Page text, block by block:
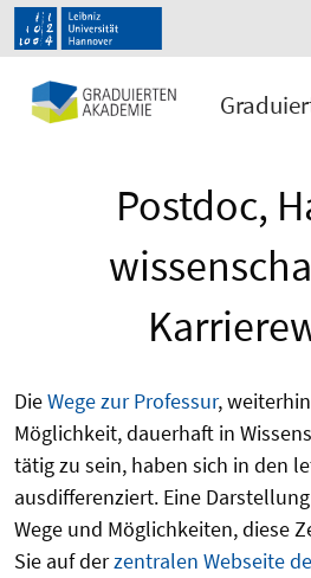
Postdoc,
DieWege zur Professur,
Möglichkeit, dauerhaft in
tätig zu sein, haben sich in den
ausdifferenziert. Eine
Wege und Möglichkeiten, diese
Sie auf derzentralen Webseite